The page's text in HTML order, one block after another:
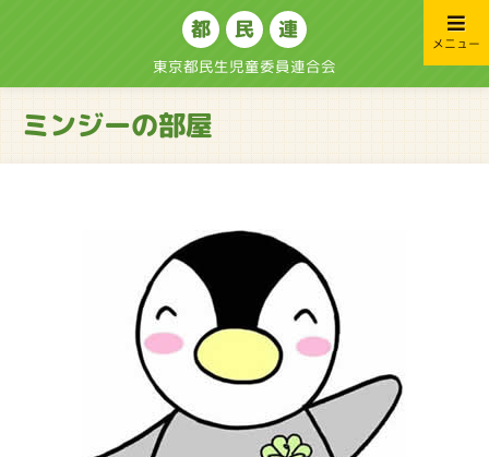
都 民 連
東京都民生児童委員連合会
ミンジーの部屋
メニュー